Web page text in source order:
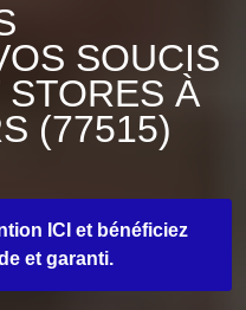
SOUCIS
À
(77515)
ICI et bénéficiez
et garanti.